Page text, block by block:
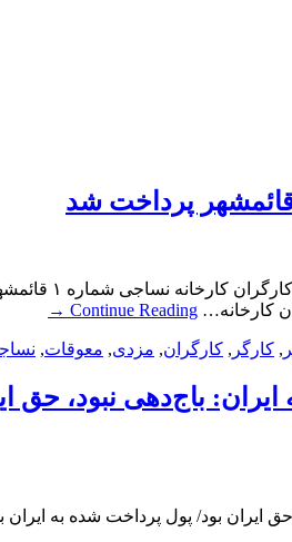
پرداخت شد
بخشی از
کارخانه… Continue Reading
→
, کارگر , کارگران, مزدی, معوقات,
400‌میلیون‌دلار به
ایران‌: باج‌دهی نبود، حق ایران بود/ پول